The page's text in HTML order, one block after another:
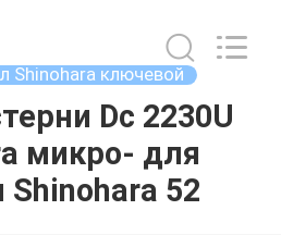
Shinohara ключевой
Dc 2230U
микро- для
52